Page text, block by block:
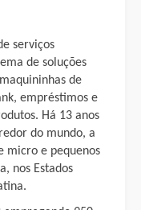
serviços
de soluções
de
empréstimos e
Há 13 anos
do mundo, a
micro e pequenos
nos Estados